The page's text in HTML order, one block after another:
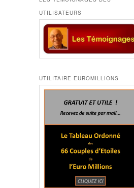
UTILISATEURS
UTILITAIRE EUROMILLIONS